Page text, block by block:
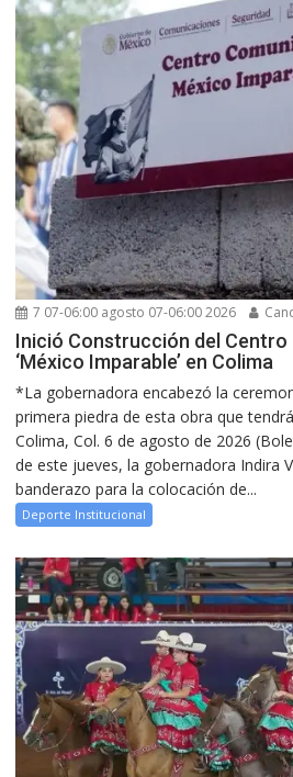
7 07-06:00 agosto 07-06:00 2026
Inició Construcción del
‘México Imparable’ en Colima
*La gobernadora encabezó la
primera piedra de esta obra que
Colima, Col. 6 de agosto de 2026
de este jueves, la gobernadora Indira
banderazo para la colocación de...
Deporte Institucional